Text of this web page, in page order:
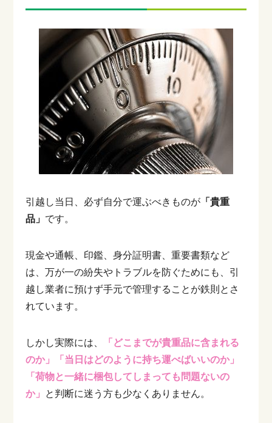
引越し当日、必ず自分で運ぶべきものが 「貴重
品」 です。
現金や通帳、印鑑、身分証明書、重要書類など
は、万が一の紛失やトラブルを防ぐためにも、引
越し業者に預けず手元で管理することが鉄則とさ
れています。
しかし実際には、
「どこまでが貴重品に含まれる
のか」「当日はどのように持ち運べばいいのか」
「荷物と一緒に梱包してしまっても問題ないの
か」 と判断に迷う方も少なくありません。